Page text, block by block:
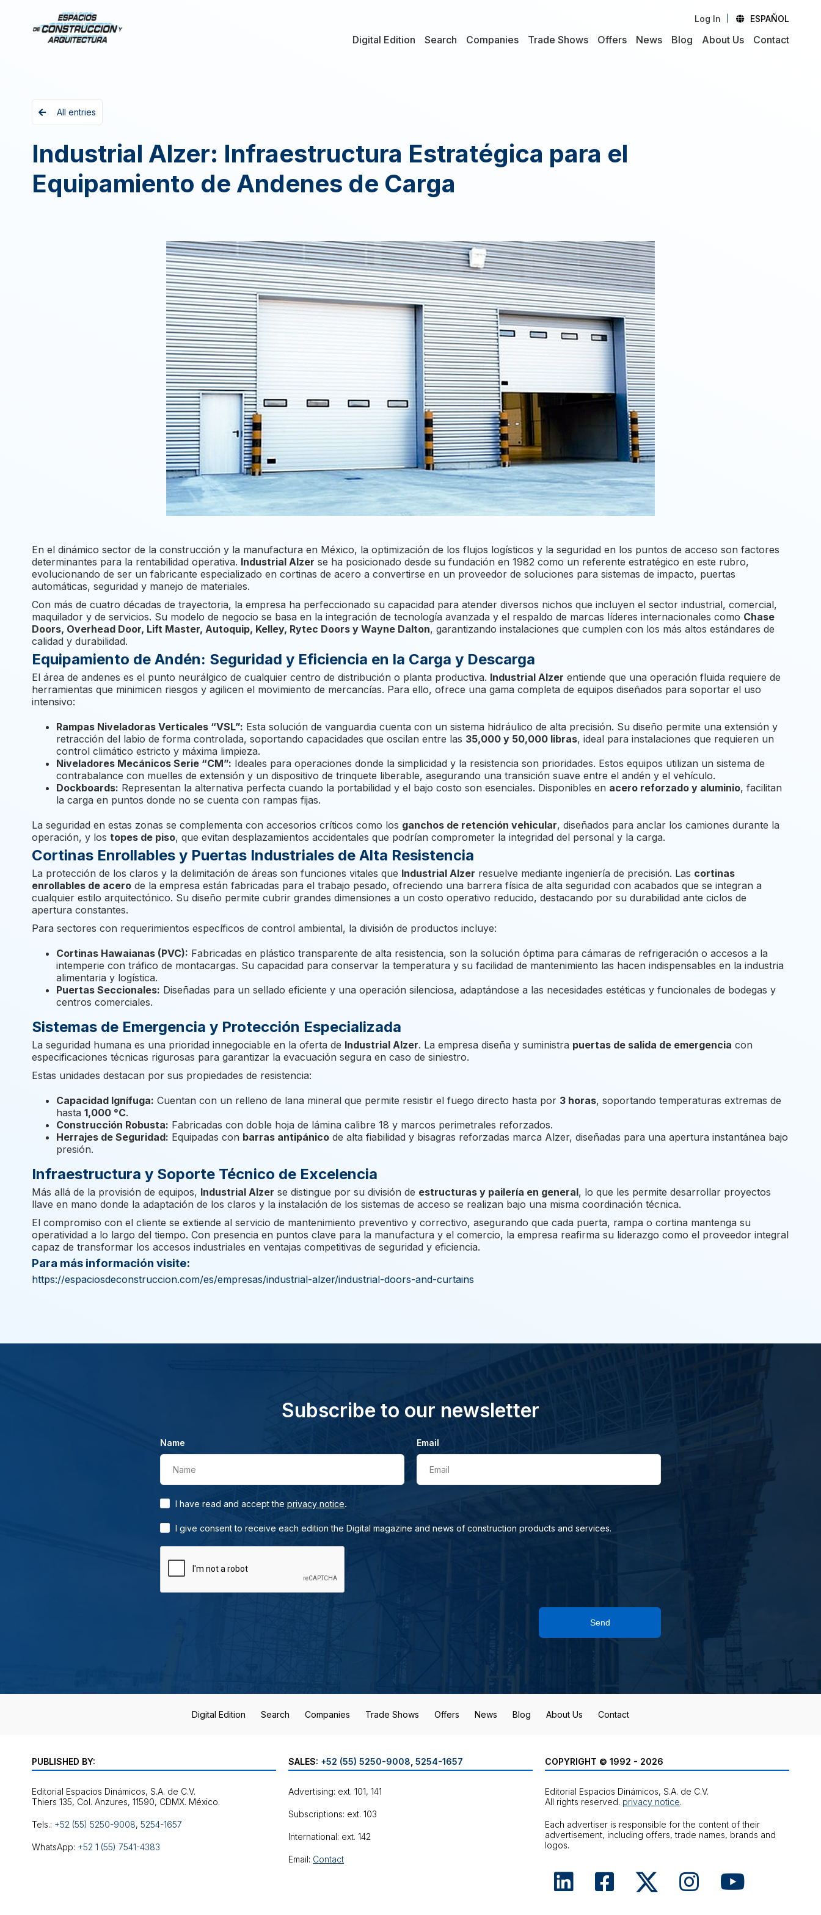
Log In ESPAÑOL
Digital Edition Search Companies Trade Shows Offers News Blog About Us Contact
All entries
Industrial Alzer: Infraestructura Estratégica para el
Equipamiento de Andenes de Carga
En el dinámico sector de la construcción y la manufactura en México, la optimización de los flujos logísticos y la seguridad en los puntos de acceso son factores
determinantes para la rentabilidad operativa. Industrial Alzer se ha posicionado desde su fundación en 1982 como un referente estratégico en este rubro,
evolucionando de ser un fabricante especializado en cortinas de acero a convertirse en un proveedor de soluciones para sistemas de impacto, puertas
automáticas, seguridad y manejo de materiales.
Con más de cuatro décadas de trayectoria, la empresa ha perfeccionado su capacidad para atender diversos nichos que incluyen el sector industrial, comercial,
maquilador y de servicios. Su modelo de negocio se basa en la integración de tecnología avanzada y el respaldo de marcas líderes internacionales como Chase
Doors, Overhead Door, Lift Master, Autoquip, Kelley, Rytec Doors y Wayne Dalton, garantizando instalaciones que cumplen con los más altos estándares de
calidad y durabilidad.
Equipamiento de Andén: Seguridad y Eficiencia en la Carga y Descarga
El área de andenes es el punto neurálgico de cualquier centro de distribución o planta productiva. Industrial Alzer entiende que una operación fluida requiere de
herramientas que minimicen riesgos y agilicen el movimiento de mercancías. Para ello, ofrece una gama completa de equipos diseñados para soportar el uso
intensivo:
Rampas Niveladoras Verticales “VSL”: Esta solución de vanguardia cuenta con un sistema hidráulico de alta precisión. Su diseño permite una extensión y
retracción del labio de forma controlada, soportando capacidades que oscilan entre las 35,000 y 50,000 libras, ideal para instalaciones que requieren un
control climático estricto y máxima limpieza.
Niveladores Mecánicos Serie “CM”: Ideales para operaciones donde la simplicidad y la resistencia son prioridades. Estos equipos utilizan un sistema de
contrabalance con muelles de extensión y un dispositivo de trinquete liberable, asegurando una transición suave entre el andén y el vehículo.
Dockboards: Representan la alternativa perfecta cuando la portabilidad y el bajo costo son esenciales. Disponibles en acero reforzado y aluminio, facilitan
la carga en puntos donde no se cuenta con rampas fijas.
La seguridad en estas zonas se complementa con accesorios críticos como los ganchos de retención vehicular, diseñados para anclar los camiones durante la
operación, y los topes de piso, que evitan desplazamientos accidentales que podrían comprometer la integridad del personal y la carga.
Cortinas Enrollables y Puertas Industriales de Alta Resistencia
La protección de los claros y la delimitación de áreas son funciones vitales que Industrial Alzer resuelve mediante ingeniería de precisión. Las cortinas
enrollables de acero de la empresa están fabricadas para el trabajo pesado, ofreciendo una barrera física de alta seguridad con acabados que se integran a
cualquier estilo arquitectónico. Su diseño permite cubrir grandes dimensiones a un costo operativo reducido, destacando por su durabilidad ante ciclos de
apertura constantes.
Para sectores con requerimientos específicos de control ambiental, la división de productos incluye:
Cortinas Hawaianas (PVC): Fabricadas en plástico transparente de alta resistencia, son la solución óptima para cámaras de refrigeración o accesos a la
intemperie con tráfico de montacargas. Su capacidad para conservar la temperatura y su facilidad de mantenimiento las hacen indispensables en la industria
alimentaria y logística.
Puertas Seccionales: Diseñadas para un sellado eficiente y una operación silenciosa, adaptándose a las necesidades estéticas y funcionales de bodegas y
centros comerciales.
Sistemas de Emergencia y Protección Especializada
La seguridad humana es una prioridad innegociable en la oferta de Industrial Alzer. La empresa diseña y suministra puertas de salida de emergencia con
especificaciones técnicas rigurosas para garantizar la evacuación segura en caso de siniestro.
Estas unidades destacan por sus propiedades de resistencia:
Capacidad Ignífuga: Cuentan con un relleno de lana mineral que permite resistir el fuego directo hasta por 3 horas, soportando temperaturas extremas de
hasta 1,000 °C.
Construcción Robusta: Fabricadas con doble hoja de lámina calibre 18 y marcos perimetrales reforzados.
Herrajes de Seguridad: Equipadas con barras antipánico de alta fiabilidad y bisagras reforzadas marca Alzer, diseñadas para una apertura instantánea bajo
presión.
Infraestructura y Soporte Técnico de Excelencia
Más allá de la provisión de equipos, Industrial Alzer se distingue por su división de estructuras y pailería en general, lo que les permite desarrollar proyectos
llave en mano donde la adaptación de los claros y la instalación de los sistemas de acceso se realizan bajo una misma coordinación técnica.
El compromiso con el cliente se extiende al servicio de mantenimiento preventivo y correctivo, asegurando que cada puerta, rampa o cortina mantenga su
operatividad a lo largo del tiempo. Con presencia en puntos clave para la manufactura y el comercio, la empresa reafirma su liderazgo como el proveedor integral
capaz de transformar los accesos industriales en ventajas competitivas de seguridad y eficiencia.
Para más información visite:
https://espaciosdeconstruccion.com/es/empresas/industrial-alzer/industrial-doors-and-curtains
Subscribe to our newsletter
Name
Name
Email
Email
I have read and accept the privacy notice.
I give consent to receive each edition the Digital magazine and news of construction products and services.
Send
Digital Edition Search Companies Trade Shows Offers News Blog About Us Contact
PUBLISHED BY:
Editorial Espacios Dinámicos, S.A. de C.V.
Tels.: +52 (55) 5250-9008, 5254-1657
WhatsApp: +52 1 (55) 7541-4383
SALES: +52 (55) 5250-9008 5254-1657
Advertising: ext. 101, 141
Subscriptions: ext. 103
International: ext. 142
Email: Contact
COPYRIGHT © 1992 - 2026
Editorial Espacios Dinámicos, S.A. de C.V.
All rights reserved. privacy notice.
Each advertiser is responsible for the content of their
advertisement, including offers, trade names, brands and
logos.